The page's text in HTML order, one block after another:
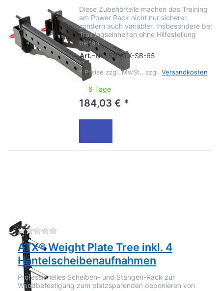
Diese Zubehörteile machen das Training
am Power Rack nicht nur sicherer,
sondern auch variabler. Insbesondere bei
Trainingseinheiten ohne Hilfestellung
bieten…
Art.-Nr.159.ATX-SB-65
* Preise zzgl. MwSt., zzgl. Versandkosten
6 Tage
184,03 € *
ATX
ATX® Weight Plate Tree inkl. 4
Hantelscheibenaufnahmen
Professionelles Scheiben- und Stangen-Rack zur
Wandbefestigung zum platzsparenden deponieren von